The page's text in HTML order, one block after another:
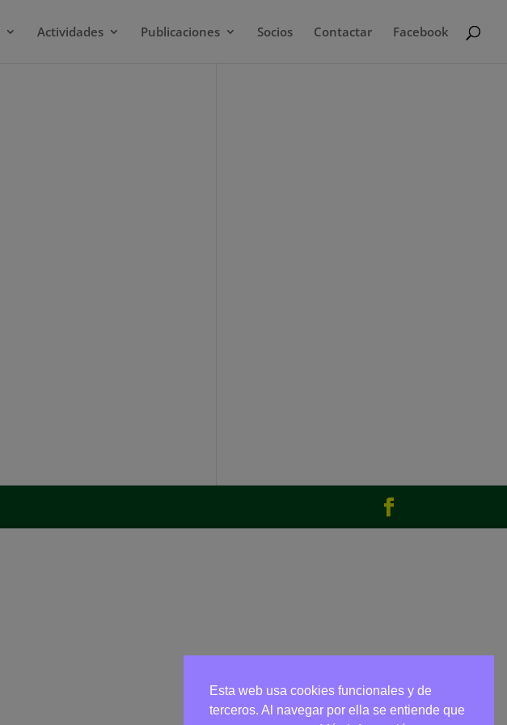
Actividades Publicaciones Socios Contactar Facebook
Esta web usa cookies funcionales y de
terceros. Al navegar por ella se entiende que